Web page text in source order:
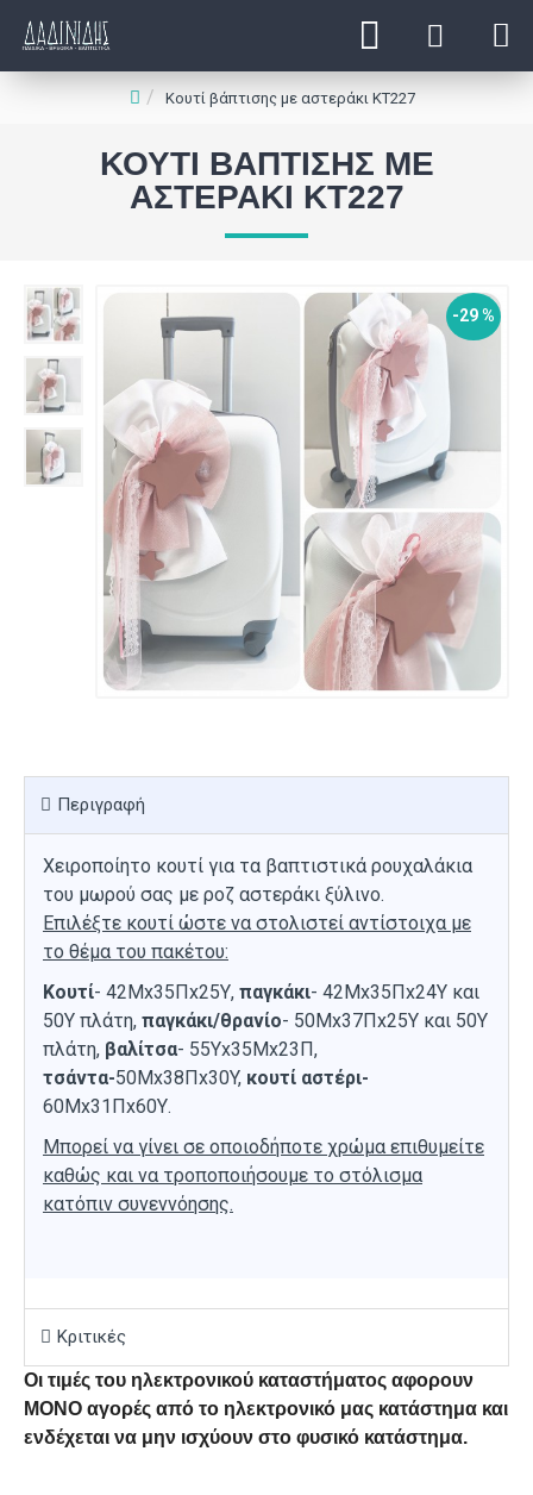
Κουτί βάπτισης με αστεράκι ΚΤ227
ΚΟΥΤΊ ΒΆΠΤΙΣΗΣ ΜΕ
ΑΣΤΕΡΆΚΙ ΚΤ227
-29 %
Περιγραφή
Χειροποίητο κουτί για τα βαπτιστικά ρουχαλάκια
του μωρού σας με ροζ αστεράκι ξύλινο.
Επιλέξτε κουτί ώστε να στολιστεί αντίστοιχα με
το θέμα του πακέτου:
Κουτί- 42Mx35Πx25Υ, παγκάκι- 42Μx35Πx24Υ και
50Υ πλάτη, παγκάκι/θρανίο- 50Μx37Πx25Y και 50Υ
πλάτη, βαλίτσα- 55Υx35Μx23Π,
τσάντα-50Μx38Πx30Y, κουτί αστέρι-
60Μx31Πx60Υ.
Μπορεί να γίνει σε οποιοδήποτε χρώμα επιθυμείτε
καθώς και να τροποποιήσουμε το στόλισμα
κατόπιν συνεννόησης.
Κριτικές
Οι τιμές του ηλεκτρονικού καταστήματος αφορουν
ΜΟΝΟ αγορές από το ηλεκτρονικό μας κατάστημα και
ενδέχεται να μην ισχύουν στο φυσικό κατάστημα.